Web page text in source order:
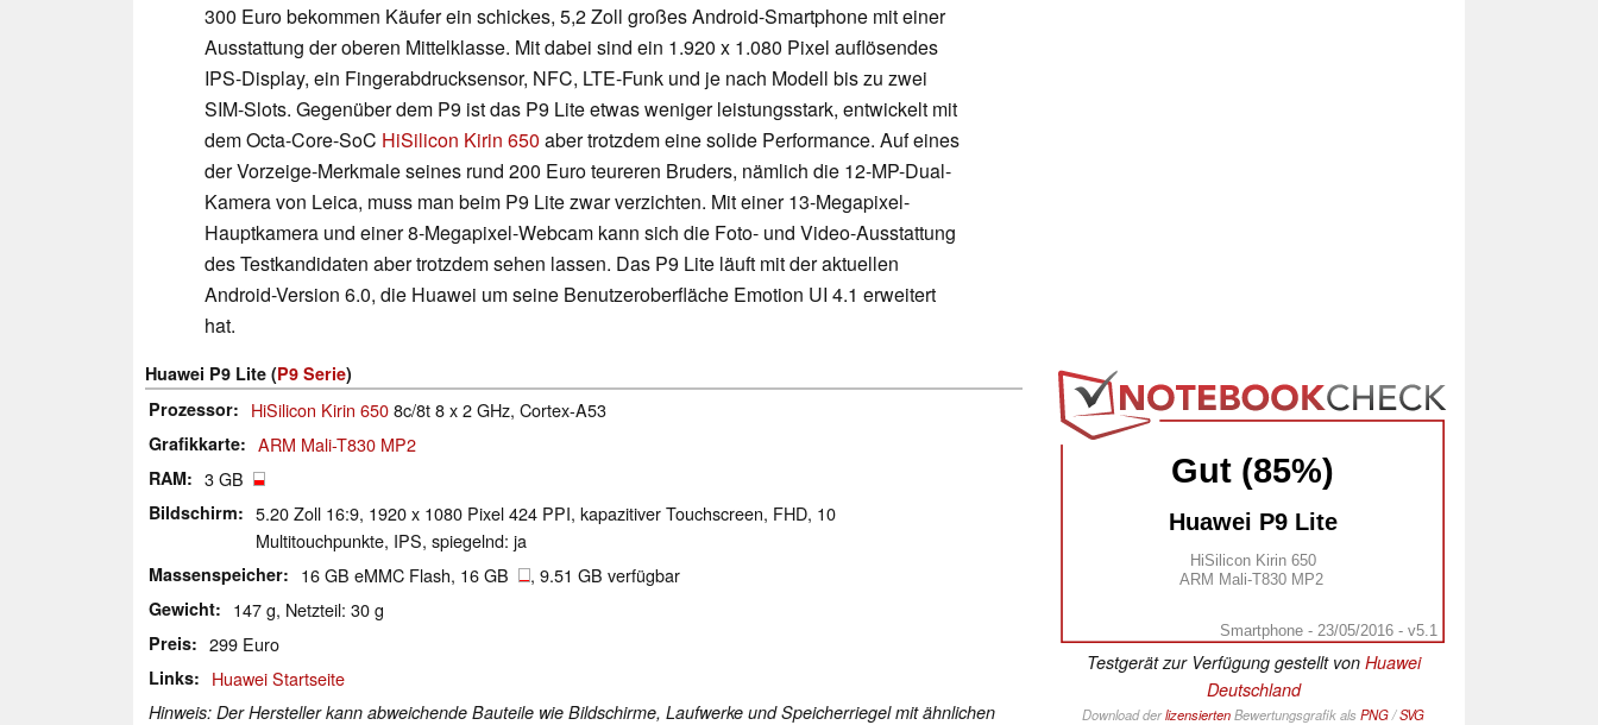
300 Euro bekommen Käufer ein schickes, 5,2 Zoll großes Android-Smartphone mit einer
Ausstattung der oberen Mittelklasse. Mit dabei sind ein 1.920 x 1.080 Pixel auflösendes
IPS-Display, ein Fingerabdrucksensor, NFC, LTE-Funk und je nach Modell bis zu zwei
SIM-Slots. Gegenüber dem P9 ist das P9 Lite etwas weniger leistungsstark, entwickelt mit
dem Octa-Core-SoC HiSilicon Kirin 650 aber trotzdem eine solide Performance. Auf eines
der Vorzeige-Merkmale seines rund 200 Euro teureren Bruders, nämlich die 12-MP-Dual-
Kamera von Leica, muss man beim P9 Lite zwar verzichten. Mit einer 13-Megapixel-
Hauptkamera und einer 8-Megapixel-Webcam kann sich die Foto- und Video-Ausstattung
des Testkandidaten aber trotzdem sehen lassen. Das P9 Lite läuft mit der aktuellen
Android-Version 6.0, die Huawei um seine Benutzeroberfläche Emotion UI 4.1 erweitert
hat.
Gut (85%)
Huawei P9 Lite
HiSilicon Kirin 650
ARM Mali-T830 MP2
Smartphone - 23/05/2016 - v5.1
Testgerät zur Verfügung gestellt von Huawei
Deutschland
Download derlizensiertenBewertungsgrafik als PNG/SVG
Huawei P9 Lite (P9 Serie)
Prozessor
HiSilicon Kirin 6508c/8t 8 x 2 GHz, Cortex-A53
Grafikkarte ARM Mali-T830 MP2
RAM 3 GB
Bildschirm
5.20 Zoll 16:9, 1920 x 1080 Pixel 424 PPI, kapazitiver Touchscreen, FHD, 10
Multitouchpunkte, IPS, spiegelnd: ja
Massenspeicher 16 GB eMMC Flash, 16 GB , 9.51 GB verfügbar
Gewicht 147 g, Netzteil: 30 g
Preis 299 Euro
Links Huawei Startseite
Hinweis: Der Hersteller kann abweichende Bauteile wie Bildschirme, Laufwerke und Speicherriegel mit ähnlichen